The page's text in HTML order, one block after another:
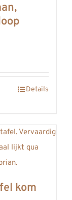
Details
kom